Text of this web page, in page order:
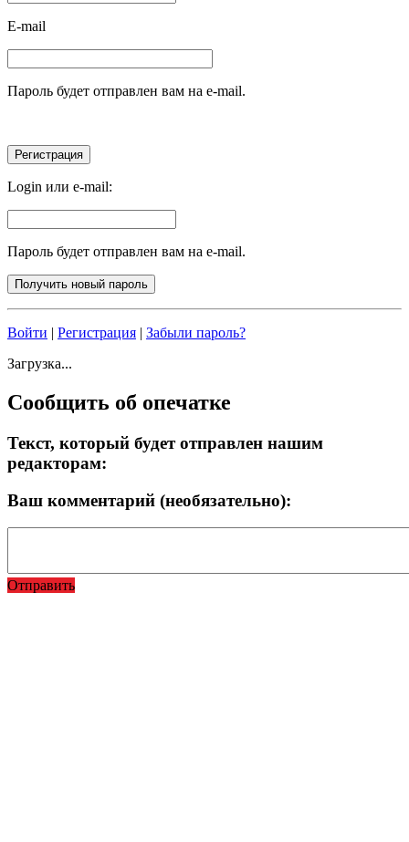
E-mail
Пароль будет отправлен вам на e-mail.
Login или e-mail:
Пароль будет отправлен вам на e-mail.
Войти | Регистрация | Забыли пароль?
Загрузка...
Сообщить об опечатке
Текст, который будет отправлен нашим
редакторам:
Ваш комментарий (необязательно):
Отправить